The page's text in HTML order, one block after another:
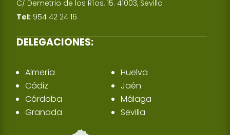
C/ Demetrio de los Ríos, 15. 41003, Sevilla
Tel: 954 42 24 16
DELEGACIONES:
Almería
Cádiz
Córdoba
Granada
Huelva
Jaén
Málaga
Sevilla